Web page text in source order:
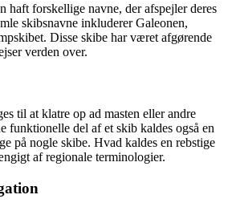
haft forskellige navne, der afspejler deres
skibsnavne inkluderer Galeonen,
Disse skibe har været afgørende
verden over.
til at klatre op ad masten eller andre
funktionelle del af et skib kaldes også en
på nogle skibe. Hvad kaldes en rebstige
af regionale terminologier.